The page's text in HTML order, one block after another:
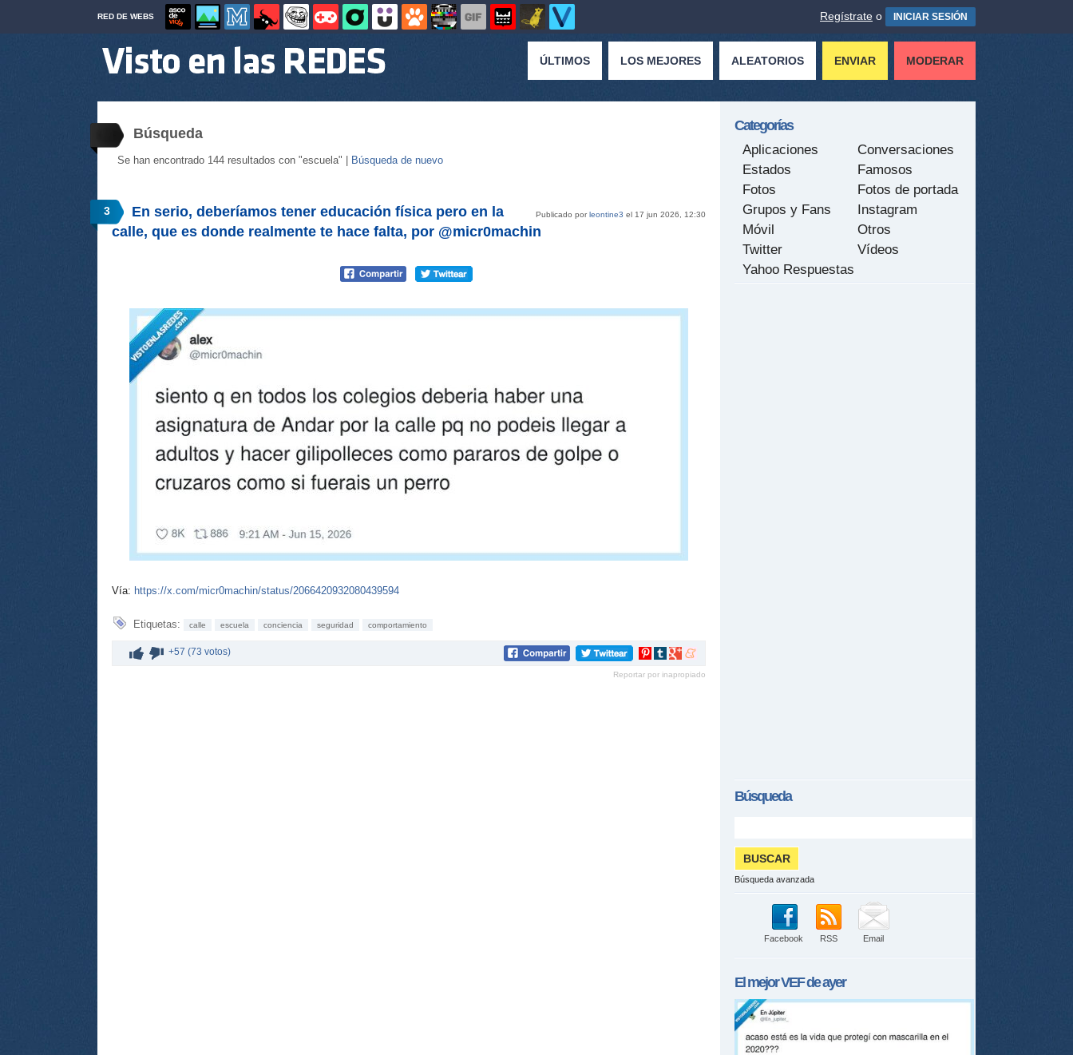
RED DE WEBS Regístrate o INICIAR SESIÓN
ÚLTIMOS LOS MEJORES ALEATORIOS ENVIAR MODERAR
Búsqueda
Se han encontrado 144 resultados con "escuela" | Búsqueda de nuevo
3 Publicado porleontine3 el 17 jun 2026, 12:30
En serio, deberíamos tener educación física pero en la
calle, que es donde realmente te hace falta, por @micr0machin
Vía: https://x.com/micr0machin/status/2066420932080439594
Etiquetas: calle escuela conciencia seguridad comportamiento
+57 (73 votos)
Compartir
Pinterest
Compartir
tumblr
Compartir
Google+
Compartir
meneame
Reportar por inapropiado
Categorías
Aplicaciones
Conversaciones
Estados
Famosos
Fotos
Fotos de portada
Grupos y Fans
Instagram
Móvil
Otros
Twitter
Vídeos
Yahoo Respuestas
Búsqueda
Búsqueda avanzada
Facebook RSS Email
El mejorVEFde ayer